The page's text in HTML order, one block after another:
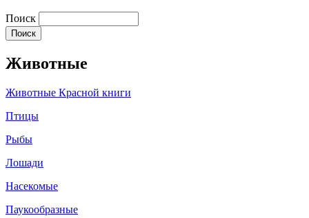
Поиск
Животные
Животные Красной книги
Птицы
Рыбы
Лошади
Насекомые
Паукообразные